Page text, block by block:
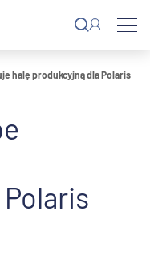
halę produkcyjną dla Polaris